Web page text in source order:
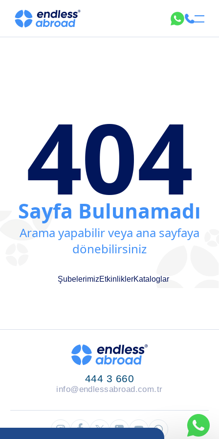
404
Sayfa Bulunamadı
Arama yapabilir veya ana sayfaya
dönebilirsiniz
ŞubelerimizEtkinliklerKataloglar
444 3 660
info@endlessabroad.com.tr